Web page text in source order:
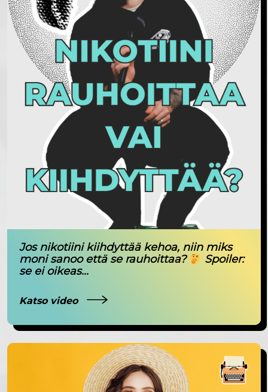
Jos nikotiini kiihdyttää kehoa, niin miks
moni sanoo että se rauhoittaa?
Spoiler:
se ei oikeas...
Katso video